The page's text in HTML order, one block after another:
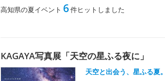
高知県の夏イベント 6件ヒットしました
KAGAYA写真展「天空の星ふる夜に」
天空と出会う、星ふる夏。